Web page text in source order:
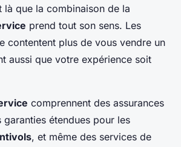
là que la combinaison de la
prend tout son sens. Les
contentent plus de vous vendre un
aussi que votre expérience soit
comprennent des assurances
étendues pour les
, et même des services de